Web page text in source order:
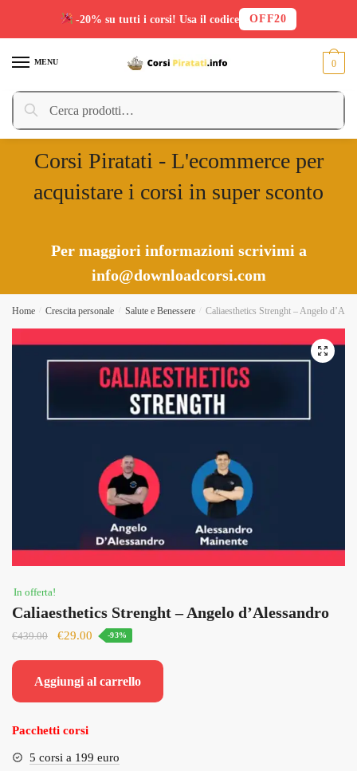
MENU
Cerca:
Cerca
0
Corsi Piratati - L'ecommerce per
acquistare i corsi in super sconto
Per maggiori informazioni scrivimi a
info@downloadcorsi.com
Home Crescita personale Salute e Benessere Caliaesthetics Strenght – Angelo
In offerta!
Caliaesthetics Strenght – Angelo d’Alessandro
€439.00
Il
era:
€29.00 Il
è:
-93%
Aggiungi al carrello
Pacchetti corsi
5 corsi a 199 euro
-20% su tutti i corsi! Usa il codice OFF20